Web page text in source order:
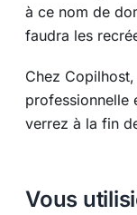
à ce nom de
faudra les
Chez
professionnelle
verrez à la fin
Vous